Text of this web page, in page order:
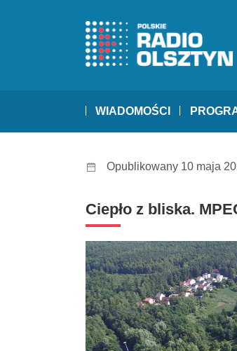
WIADOMOŚCI
Opublikowany 10 maja
Ciepło z bliska.